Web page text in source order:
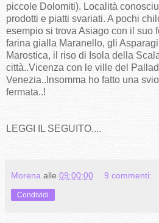
piccole Dolomiti). Località
prodotti e piatti svariati. A pochi
esempio si trova Asiago con il suo
farina gialla Maranello, gli
Marostica, il riso di Isola della
città..Vicenza con le ville del
Venezia..Insomma ho fatto una
fermata..!
LEGGI IL SEGUITO....
Morena alle 09:00:00 9 commenti:
Condividi